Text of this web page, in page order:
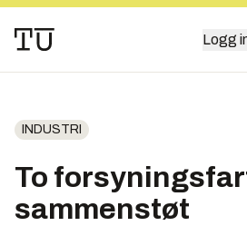
Logg
INDUSTRI
To
sammenstøt